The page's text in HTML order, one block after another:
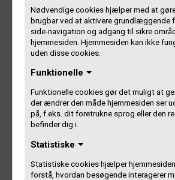
Nødvendige cookies hjælper med at
brugbar ved at aktivere grundlæggende
side-navigation og adgang til sikre
hjemmesiden. Hjemmesiden kan ikke
uden disse cookies.
Funktionelle
Funktionelle cookies gør det muligt at
der ændrer den måde hjemmesiden ser
på, f.eks. dit foretrukne sprog eller den
befinder dig i.
Statistiske
Statistiske cookies hjælper
forstå, hvordan besøgende interagerer
Standard, Soundvenues hiphop-
Karl og Mads Viktor
Lydkunst, kunsten.nu’s
pionererne inden for dansk lydkunst
(gratis)
Talk med Tim Hinman, Julie Thing,
(gratis)
Og meget meget mere …
Hvert show, talk, workshop har eget
Skuespilhusets foyer er der gratis
alle.